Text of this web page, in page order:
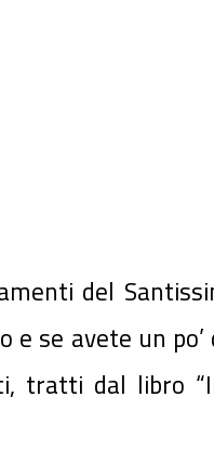
del
se avete un
tratti dal libro